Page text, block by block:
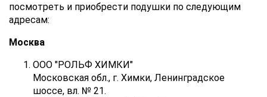
посмотреть и приобрести подушки по следующим
адресам:
Москва
ООО "РОЛЬФ ХИМКИ"
Московская обл., г. Химки, Ленинградское
шоссе, вл. № 21.